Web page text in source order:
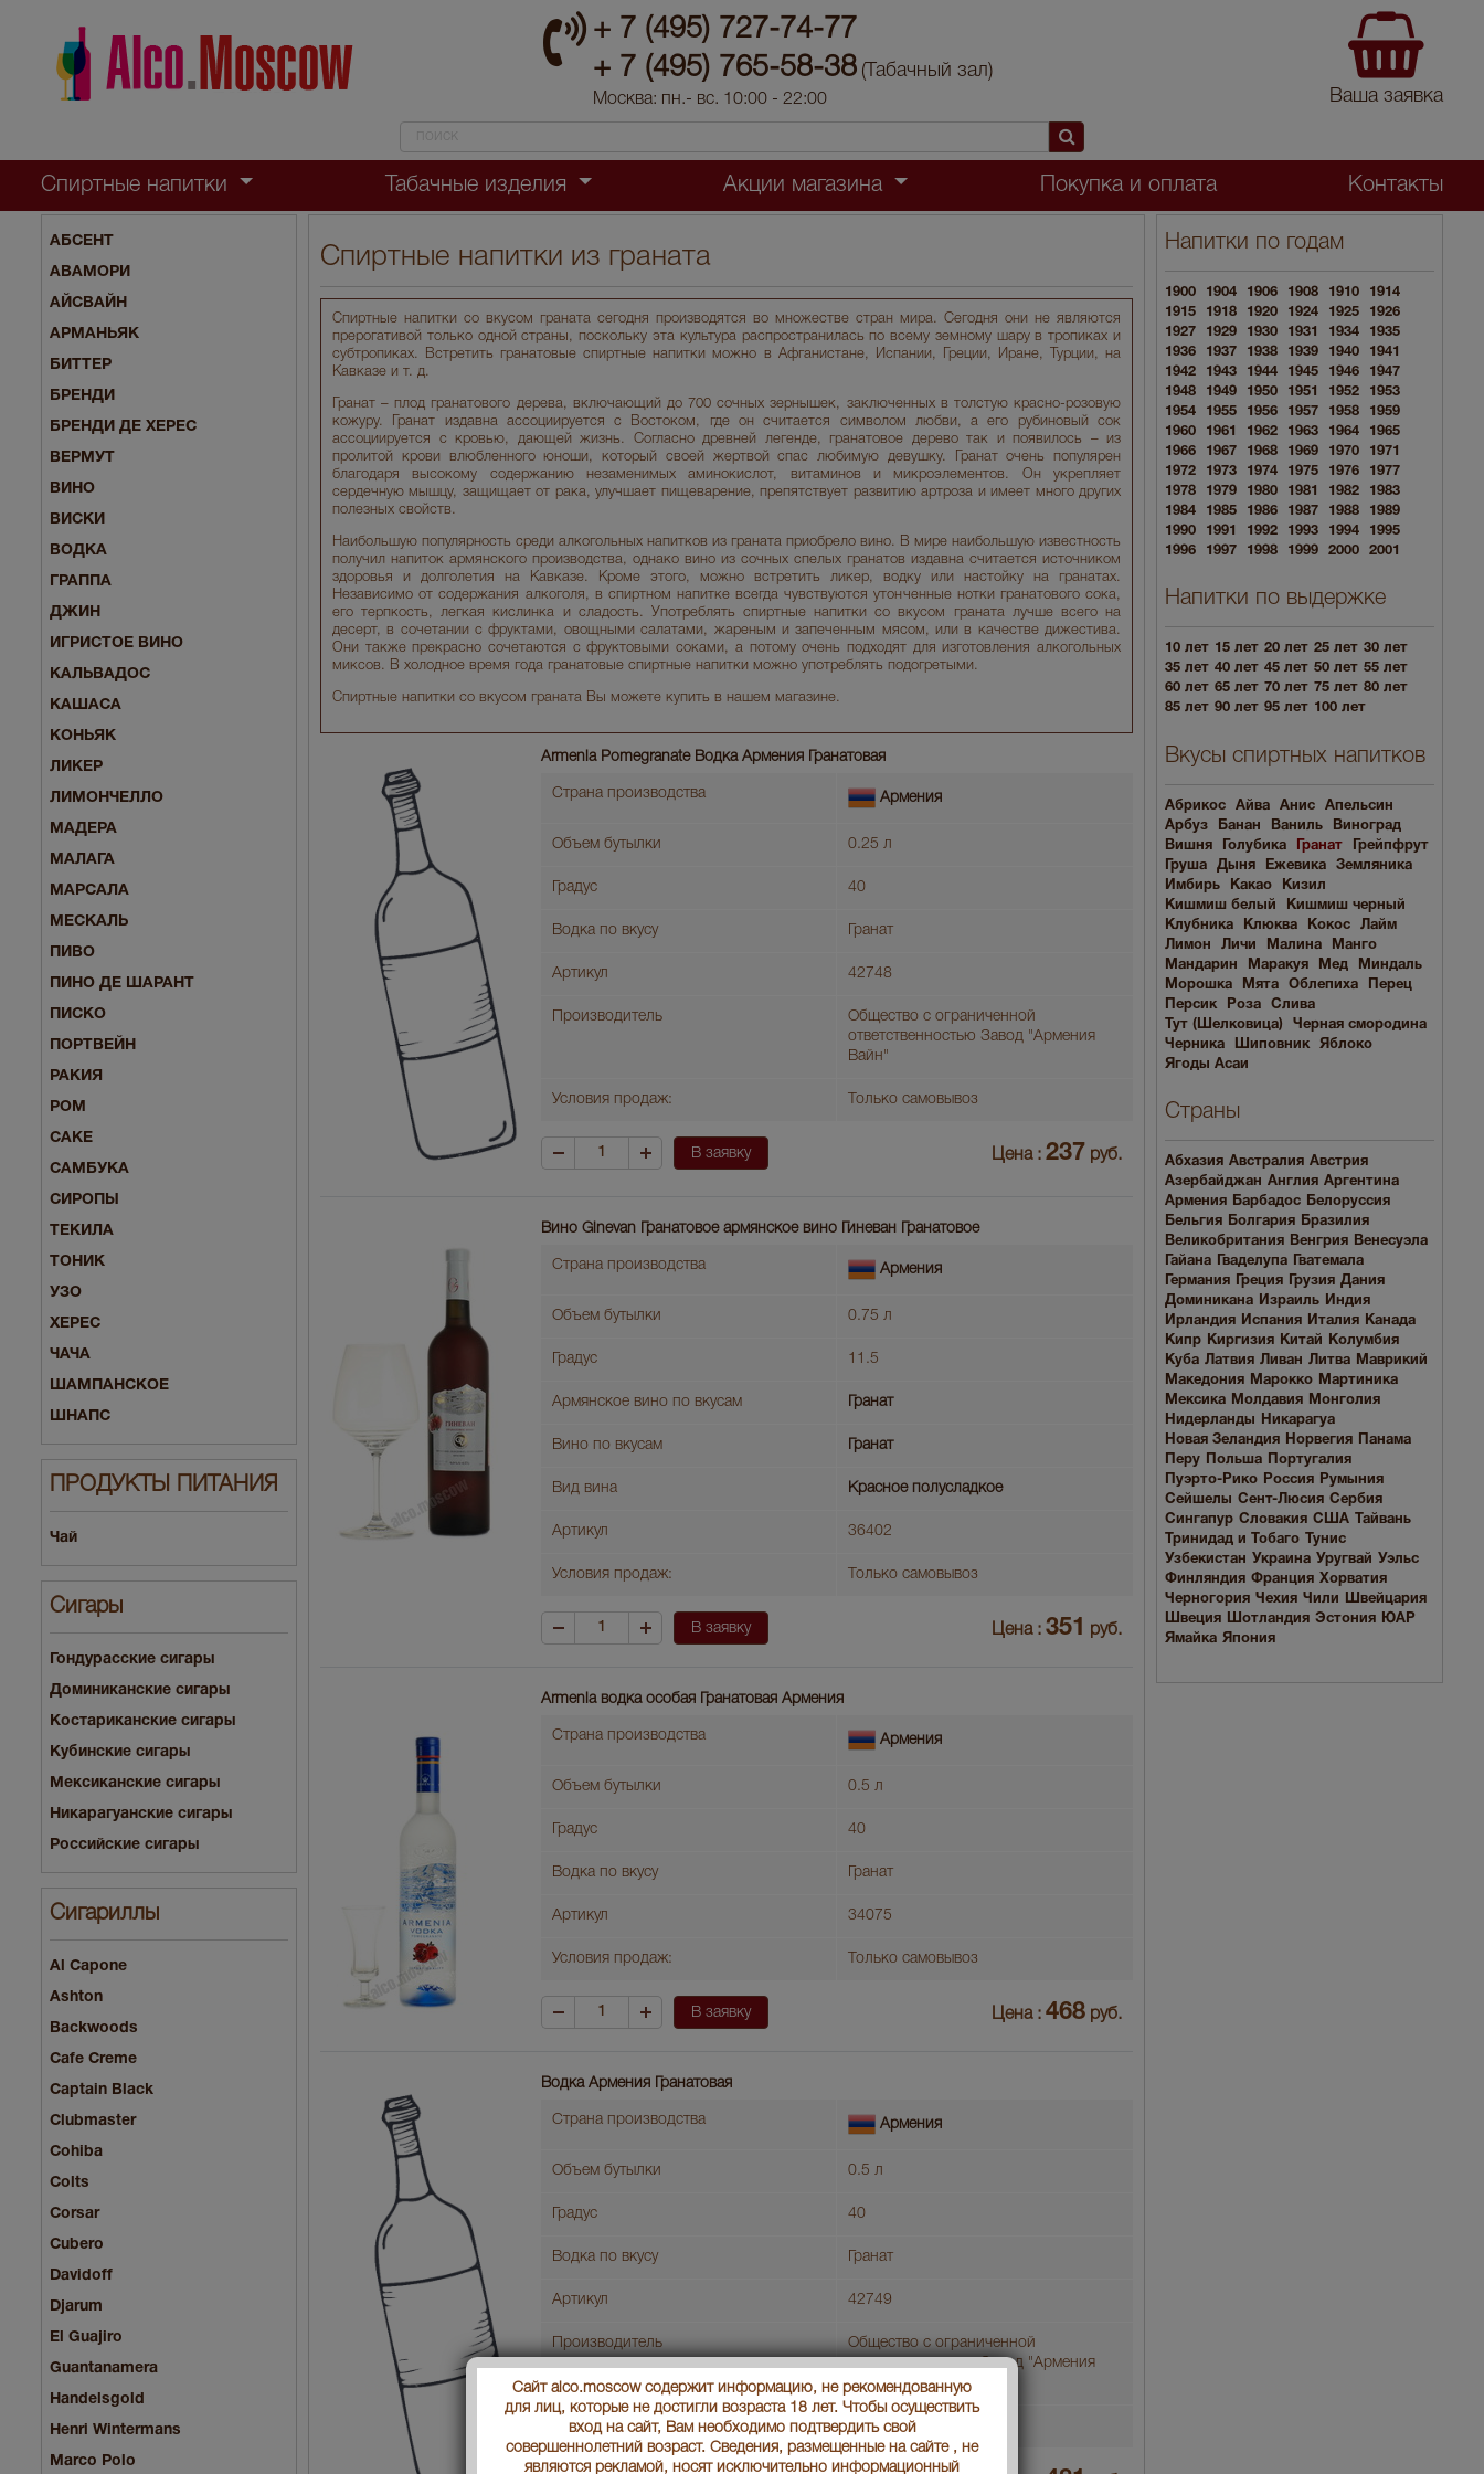
+ 7 (495) 727-74-77
+ 7 (495) 765-58-38 (Табачный зал)
Москва: пн.- вс. 10:00 - 22:00 Ваша заявка
Спиртные напитки Табачные изделия Акции магазина Покупка и оплата Контакты
АБСЕНТ
АВАМОРИ
АЙСВАЙН
АРМАНЬЯК
БИТТЕР
БРЕНДИ
БРЕНДИ ДЕ ХЕРЕС
ВЕРМУТ
ВИНО
ВИСКИ
ВОДКА
ГРАППА
ДЖИН
ИГРИСТОЕ ВИНО
КАЛЬВАДОС
КАШАСА
КОНЬЯК
ЛИКЕР
ЛИМОНЧЕЛЛО
МАДЕРА
МАЛАГА
МАРСАЛА
МЕСКАЛЬ
ПИВО
ПИНО ДЕ ШАРАНТ
ПИСКО
ПОРТВЕЙН
РАКИЯ
РОМ
САКЕ
САМБУКА
СИРОПЫ
ТЕКИЛА
ТОНИК
УЗО
ХЕРЕС
ЧАЧА
ШАМПАНСКОЕ
ШНАПС
ПРОДУКТЫ ПИТАНИЯ
Чай
Сигары
Гондурасские сигары
Доминиканские сигары
Костариканские сигары
Кубинские сигары
Мексиканские сигары
Никарагуанские сигары
Российские сигары
Сигариллы
Al Capone
Ashton
Backwoods
Cafe Creme
Captain Black
Clubmaster
Cohiba
Colts
Corsar
Cubero
Davidoff
Djarum
El Guajiro
Guantanamera
Handelsgold
Henri Wintermans
Marco Polo
Спиртные напитки из граната
Спиртные напитки со вкусом граната сегодня производятся во множестве стран мира. Сегодня они не являются
прерогативой только одной страны, поскольку эта культура распространилась по всему земному шару в тропиках и
субтропиках. Встретить гранатовые спиртные напитки можно в Афганистане, Испании, Греции, Иране, Турции, на
Кавказе и т. д.
Гранат – плод гранатового дерева, включающий до 700 сочных зернышек, заключенных в толстую красно-розовую
кожуру. Гранат издавна ассоциируется с Востоком, где он считается символом любви, а его рубиновый сок
ассоциируется с кровью, дающей жизнь. Согласно древней легенде, гранатовое дерево так и появилось – из
пролитой крови влюбленного юноши, который своей жертвой спас любимую девушку. Гранат очень популярен
благодаря высокому содержанию незаменимых аминокислот, витаминов и микроэлементов. Он укрепляет
сердечную мышцу, защищает от рака, улучшает пищеварение, препятствует развитию артроза и имеет много других
полезных свойств.
Наибольшую популярность среди алкогольных напитков из граната приобрело вино. В мире наибольшую известность
получил напиток армянского производства, однако вино из сочных спелых гранатов издавна считается источником
здоровья и долголетия на Кавказе. Кроме этого, можно встретить ликер, водку или настойку на гранатах.
Независимо от содержания алкоголя, в спиртном напитке всегда чувствуются утонченные нотки гранатового сока,
его терпкость, легкая кислинка и сладость. Употреблять спиртные напитки со вкусом граната лучше всего на
десерт, в сочетании с фруктами, овощными салатами, жареным и запеченным мясом, или в качестве дижестива.
Они также прекрасно сочетаются с фруктовыми соками, а потому очень подходят для изготовления алкогольных
миксов. В холодное время года гранатовые спиртные напитки можно употреблять подогретыми.
Спиртные напитки со вкусом граната Вы можете купить в нашем магазине.
Armenia Pomegranate Водка Армения Гранатовая
Страна производства Армения
Объем бутылки 0.25 л
Градус 40
Водка по вкусу Гранат
Артикул 42748
Производитель
Общество с ограниченной
ответственностью Завод "Армения
Вайн"
Условия продаж: Только самовывоз
В заявку Цена : 237 руб.
Вино Ginevan Гранатовое армянское вино Гиневан Гранатовое
Страна производства Армения
Объем бутылки 0.75 л
Градус 11.5
Армянское вино по вкусам Гранат
Вино по вкусам Гранат
Вид вина Красное полусладкое
Артикул 36402
Условия продаж: Только самовывоз
В заявку Цена : 351 руб.
Armenia водка особая Гранатовая Армения
Страна производства Армения
Объем бутылки 0.5 л
Градус 40
Водка по вкусу Гранат
Артикул 34075
Условия продаж: Только самовывоз
В заявку Цена : 468 руб.
Водка Армения Гранатовая
Страна производства Армения
Объем бутылки 0.5 л
Градус 40
Водка по вкусу Гранат
Артикул 42749
Производитель
Общество с ограниченной
ответственностью Завод "Армения
Вайн"
Условия продаж: Только самовывоз
Напитки по годам
1900 1904 1906 1908 1910
1914
1915
1918 1920 1924 1925
1926
1927
1929 1930 1931 1934
1935
1936
1937 1938 1939 1940
1941
1942
1943 1944 1945 1946
1947
1948
1949 1950 1951 1952
1953
1954
1955 1956 1957 1958
1959
1960
1961 1962 1963 1964
1965
1966
1967 1968 1969 1970
1971
1972
1973 1974 1975 1976
1977
1978
1979 1980 1981 1982
1983
1984
1985 1986 1987 1988
1989
1990
1991 1992 1993 1994
1995
1996
1997 1998 1999 2000 2001
Напитки по выдержке
10 лет 15 лет 20 лет 25 лет 30 лет
35 лет 40 лет 45 лет 50 лет 55 лет
60 лет 65 лет 70 лет 75 лет 80 лет
85 лет 90 лет 95 лет 100 лет
Вкусы спиртных напитков
Абрикос Айва Анис
Апельсин
Арбуз
Банан Ваниль
Виноград
Вишня
Голубика Гранат
Грейпфрут
Груша
Дыня Ежевика
Земляника
Имбирь
Какао
Кизил
Кишмиш белый
Кишмиш черный
Клубника
Клюква Кокос
Лайм
Лимон
Личи Малина
Манго
Мандарин
Маракуя Мед
Миндаль
Морошка
Мята Облепиха
Перец
Персик
Роза
Слива
Тут (Шелковица)
Черная смородина
Черника
Шиповник
Яблоко
Ягоды Асаи
Страны
Абхазия Австралия Австрия
Азербайджан
Англия Аргентина
Армения
Барбадос
Белоруссия
Бельгия
Болгария
Бразилия
Великобритания
Венгрия
Венесуэла
Гайана
Гваделупа
Гватемала
Германия
Греция Грузия Дания
Доминикана
Израиль
Индия
Ирландия
Испания Италия
Канада
Кипр
Киргизия Китай
Колумбия
Куба Латвия Ливан Литва
Маврикий
Македония
Марокко
Мартиника
Мексика
Молдавия
Монголия
Нидерланды
Никарагуа
Новая Зеландия
Норвегия
Панама
Перу
Польша
Португалия
Пуэрто-Рико
Россия
Румыния
Сейшелы
Сент-Люсия Сербия
Сингапур Словакия США
Тайвань
Тринидад и Тобаго
Тунис
Узбекистан
Украина Уругвай
Уэльс
Финляндия Франция Хорватия
Черногория Чехия Чили
Швейцария
Швеция
Шотландия Эстония
ЮАР
Ямайка Япония
Сайт alco.moscow содержит информацию, не рекомендованную
для лиц, которые не достигли возраста 18 лет. Чтобы осуществить
вход на сайт, Вам необходимо подтвердить свой
совершеннолетний возраст. Сведения, размещенные на сайте , не
являются рекламой, носят исключительно информационный